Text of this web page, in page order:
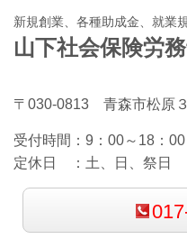
新規創業、各種助成金、就業
山下社会保険労
〒030-0813 青森市松原
受付時間： 9：00～18：00
定休日 ： 土、日、祭日